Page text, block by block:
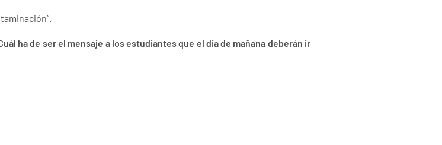
ha de ser el mensaje a los estudiantes que el dia de mañana deberán ir